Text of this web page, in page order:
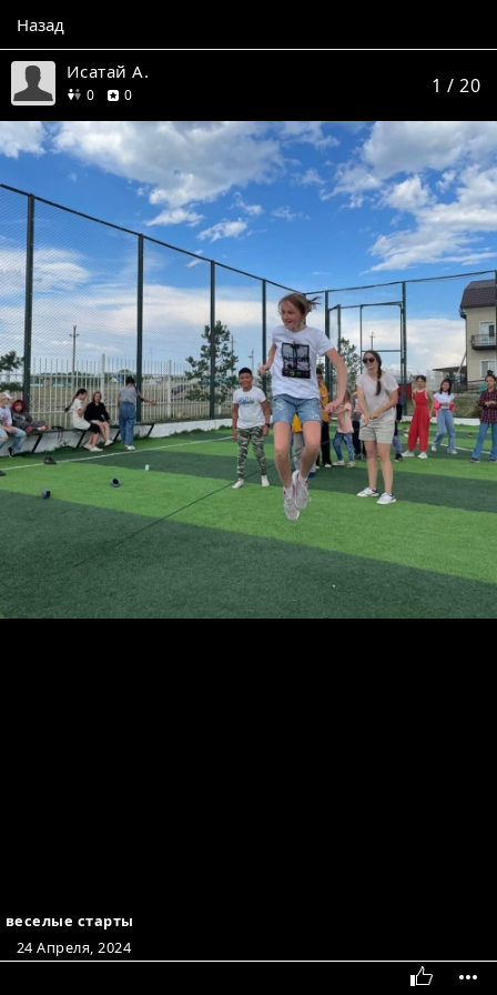
Назад
Исатай А.
0друзей
0отзывов 1 / 20
веселые старты
24 Апреля, 2024